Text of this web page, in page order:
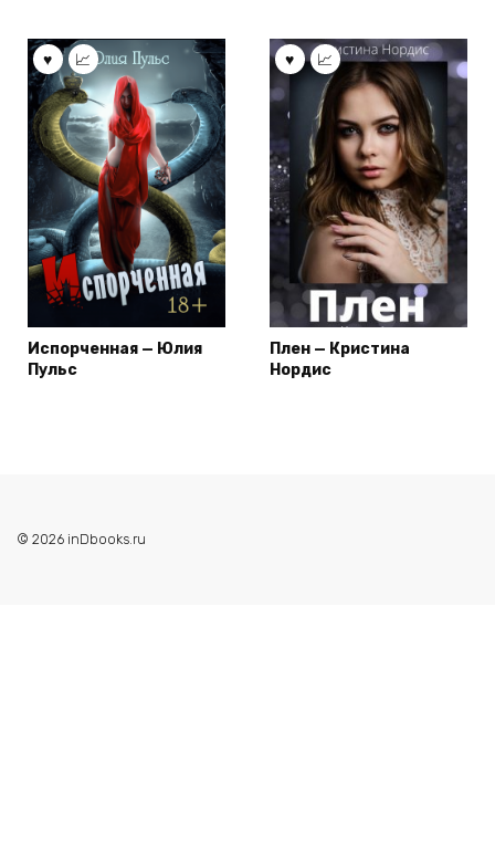
Испорченная — Юлия
Пульс
Плен — Кристина
Нордис
© 2026 inDbooks.ru